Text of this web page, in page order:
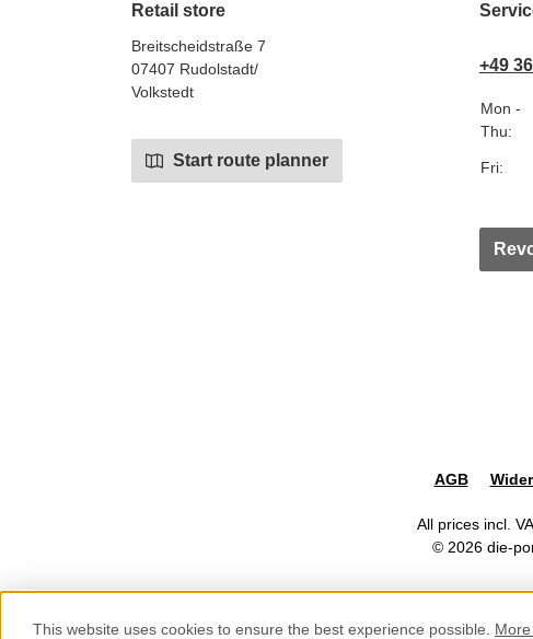
Retail store
Breitscheidstraße 7
07407 Rudolstadt/
Volkstedt
Start route planner
+49
Mon -
Thu:
Fri:
AGB
All prices incl.
© 2026 die-
This website uses cookies to ensure the best experience possible. More